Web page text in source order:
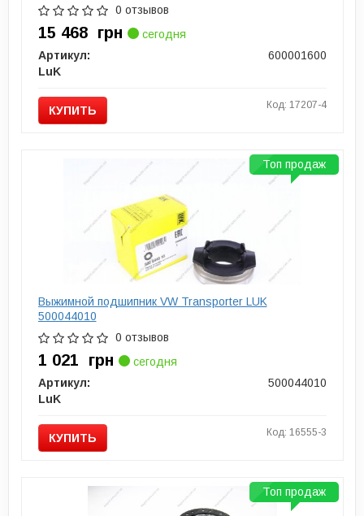
0 отзывов
15 468 грн
сегодня
Артикул:
600001600
LuK
КУПИТЬ Код: 17207-4
Выжимной подшипник VW Transporter LUK
500044010
0 отзывов
1 021 грн
сегодня
Артикул:
500044010
LuK
КУПИТЬ Код: 16555-3
Топ продаж
Топ продаж